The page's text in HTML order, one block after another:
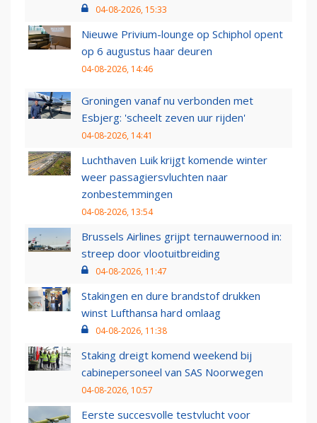
04-08-2026, 15:33
Nieuwe Privium-lounge op Schiphol opent
op 6 augustus haar deuren
04-08-2026, 14:46
Groningen vanaf nu verbonden met
Esbjerg: 'scheelt zeven uur rijden'
04-08-2026, 14:41
Luchthaven Luik krijgt komende winter
weer passagiersvluchten naar
zonbestemmingen
04-08-2026, 13:54
Brussels Airlines grijpt ternauwernood in:
streep door vlootuitbreiding
04-08-2026, 11:47
Stakingen en dure brandstof drukken
winst Lufthansa hard omlaag
04-08-2026, 11:38
Staking dreigt komend weekend bij
cabinepersoneel van SAS Noorwegen
04-08-2026, 10:57
Eerste succesvolle testvlucht voor